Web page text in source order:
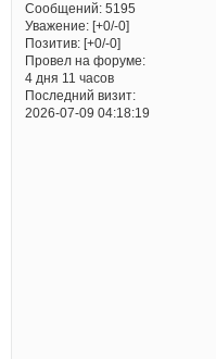
Сообщений:5195
Уважение: [+0/-0]
Позитив: [+0/-0]
Провел на форуме:
4 дня 11 часов
Последний визит:
2026-07-09 04:18:19